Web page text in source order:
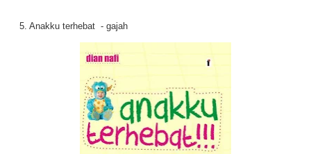
5. Anakku terhebat - gajah